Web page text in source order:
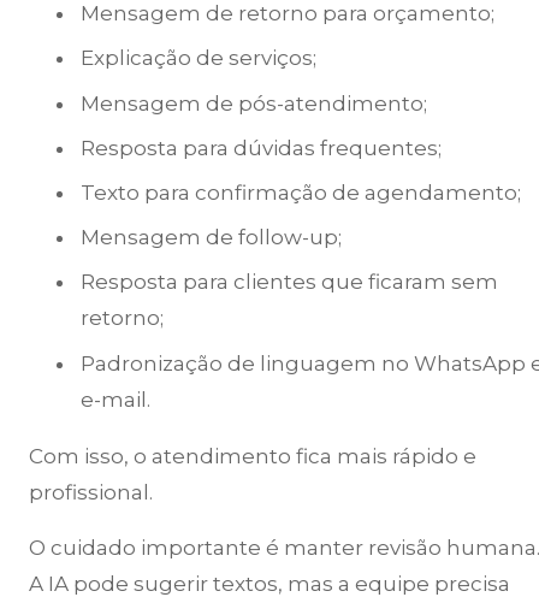
Mensagem de retorno para orçamento;
Explicação de serviços;
Mensagem de pós-atendimento;
Resposta para dúvidas frequentes;
Texto para confirmação de agendamento;
Mensagem de follow-up;
Resposta para clientes que ficaram sem
retorno;
Padronização de linguagem no WhatsApp
e-mail.
Com isso, o atendimento fica mais rápido e
profissional.
O cuidado importante é manter revisão humana.
A IA pode sugerir textos, mas a equipe precisa